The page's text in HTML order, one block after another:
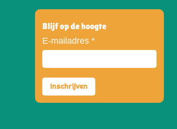
Blijf op de hoogte
E-mailadres *